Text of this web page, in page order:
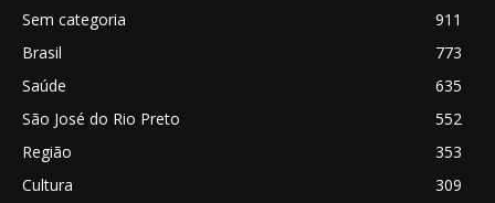
Sem categoria
911
Brasil
773
Saúde
635
São José do Rio Preto
552
Região
353
Cultura
309